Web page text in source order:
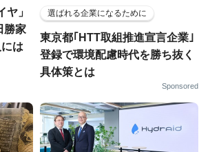
ヤ」
勝家
は
選ばれる企業になるために
東京都｢HTT取組推進宣言企業｣
登録で環境配慮時代を勝ち抜く
具体策とは
Sponsored